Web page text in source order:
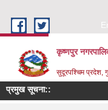
कृष्णपुर
सुदूरपश्चिम प्रदेश,
प्रमुख सूचना::